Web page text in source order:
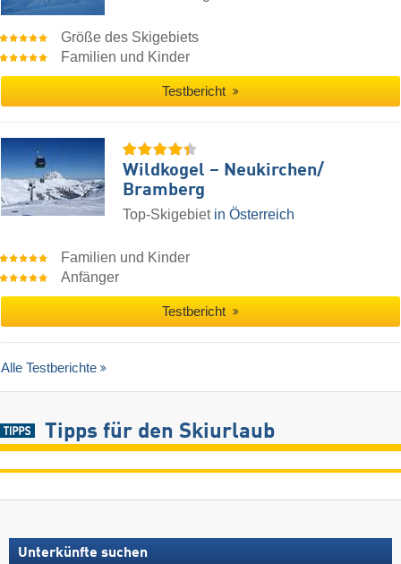
Größe des Skigebiets
Familien und Kinder
Testbericht
Wildkogel – Neukirchen/​
Bramberg
Top-Skigebiet in Österreich
Familien und Kinder
Anfänger
Testbericht
Alle Testberichte
Tipps für den Skiurlaub
Unterkünfte suchen